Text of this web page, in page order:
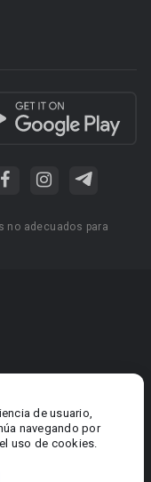
de usuario,
navegando por
uso de cookies.
no adecuados para